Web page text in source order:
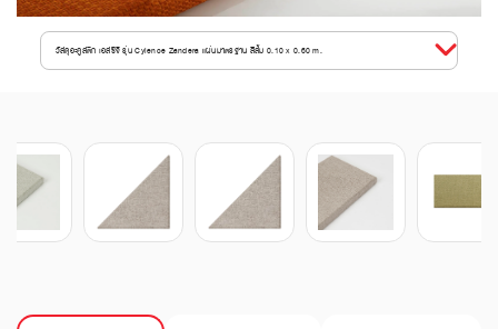
วัสดุอะคูสติก เอสซีจี รุ่น Cylence Zandera แผ่นมาตรฐาน สีส้ม 0.10 x 0.60 m.